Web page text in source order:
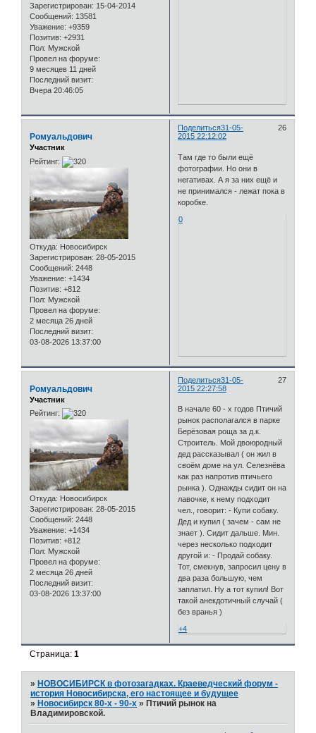
Зарегистрирован: 15-04-2014
Сообщений: 13581
Уважение: +9359
Позитив: +2931
Пол: Мужской
Провел на форуме:
9 месяцев 11 дней
Последний визит:
Вчера 20:46:05
Поделиться 26
31-05-
2015 22:12:02
Ромуальдович
Участник
Рейтинг:
Откуда: Новосибирск
Зарегистрирован: 28-05-2015
Сообщений: 2448
Уважение: +1434
Позитив: +812
Пол: Мужской
Провел на форуме:
2 месяца 26 дней
Последний визит:
03-08-2026 13:37:00
Там где то были ещё
фотографии. Но они в
негативах. А я за них ещё и
не принимался - лежат пока в
коробке.
0
Поделиться 27
31-05-
2015 22:27:58
Ромуальдович
Участник
Рейтинг:
Откуда: Новосибирск
Зарегистрирован: 28-05-2015
Сообщений: 2448
Уважение: +1434
Позитив: +812
Пол: Мужской
Провел на форуме:
2 месяца 26 дней
Последний визит:
03-08-2026 13:37:00
В начале 60 - х годов Птичий
рынок располагался в парке
Берёзовая роща за д.к.
Строитель. Мой двоюродный
дед рассказывал ( он жил в
своём доме на ул. Селезнёва
как раз напротив птичьего
рынка ). Однажды сидит он на
лавочке, к нему подходит
чел., говорит: - Купи собаку.
Дед и купил ( зачем - сам не
знает ). Сидит дальше. Мин.
через несколько подходит
другой и: - Продай собаку.
Тот, смекнув, запросил цену в
два раза большую, чем
заплатил. Ну а тот купил! Вот
такой анекдотичный случай (
без вранья )
+4
Страница:1
»НОВОСИБИРСК в фотозагадках. Краеведческий форум -
история Новосибирска, его настоящее и будущее
»Новосибирск 80-х - 90-х »Птичий рынок на
Владимировской.